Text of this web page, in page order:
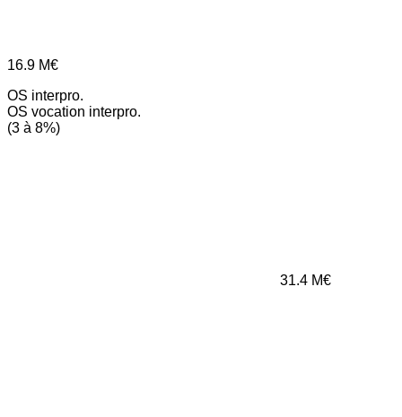
16.9 M€
OS interpro.
OS vocation interpro.
(3 à 8%)
31.4 M€